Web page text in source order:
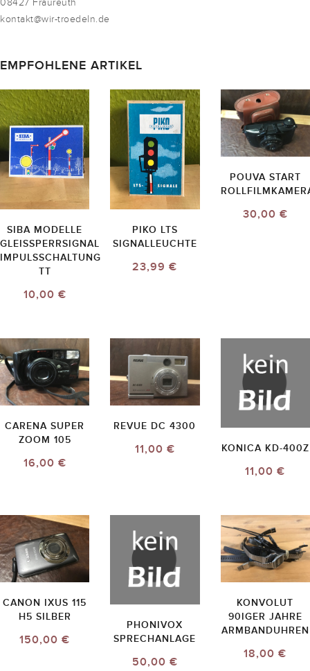
08427 Fraureuth
kontakt@wir-troedeln.de
EMPFOHLENE ARTIKEL
SIBA MODELLE
GLEISSPERRSIGNAL
IMPULSSCHALTUNG
TT
10,00 €
PIKO LTS
SIGNALLEUCHTE
23,99 €
POUVA START
30,00 €
CARENA SUPER
ZOOM 105
16,00 €
REVUE DC 4300
11,00 € KONICA KD-400Z
11,00 €
CANON IXUS 115
H5 SILBER
150,00 €
PHONIVOX
SPRECHANLAGE
50,00 €
KONVOLUT
90IGER JAHRE
ARMBANDUHREN
18,00 €